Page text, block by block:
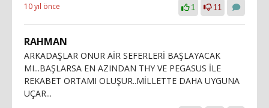
10 yıl önce 1 11
RAHMAN
ARKADAŞLAR ONUR AİR SEFERLERİ BAŞLAYACAK
MI...BAŞLARSA EN AZINDAN THY VE PEGASUS İLE
REKABET ORTAMI OLUŞUR..MİLLETTE DAHA UYGUNA
UÇAR...